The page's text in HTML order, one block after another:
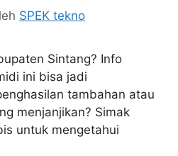
SPEK tekno
Sintang? Info
ini bisa jadi
tambahan atau
menjanjikan? Simak
untuk mengetahui